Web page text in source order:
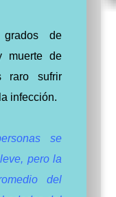
de
muerte de
raro sufrir
infección.
se
pero la
del